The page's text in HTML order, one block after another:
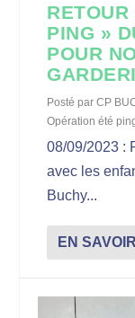
PING »
POUR
Posté parCP
Opération été
08/09/2023 :
avec les
Buchy...
EN